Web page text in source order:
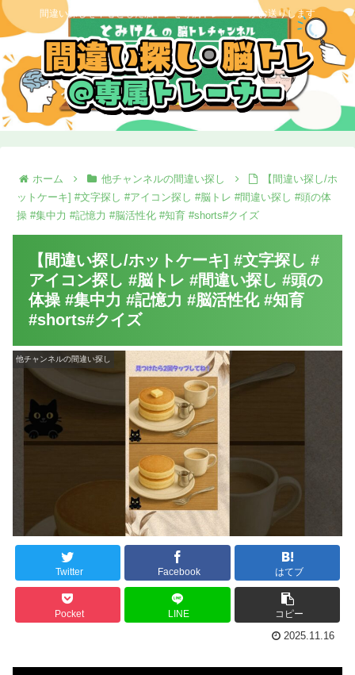
間違い探しを中心とした脳トレを専属トレーナーがお送りします
ホーム 他チャンネルの間違い探し
【間違い探し/ホ
ットケーキ] #文字探し #アイコン探し #脳トレ #間違い探し #頭の体
操 #集中力 #記憶力 #脳活性化 #知育 #shorts#クイズ
【間違い探し/ホットケーキ] #文字探し #
アイコン探し #脳トレ #間違い探し #頭の
体操 #集中力 #記憶力 #脳活性化 #知育
#shorts#クイズ
他チャンネルの間違い探し
Twitter Facebook はてブ
Pocket LINE コピー
2025.11.16